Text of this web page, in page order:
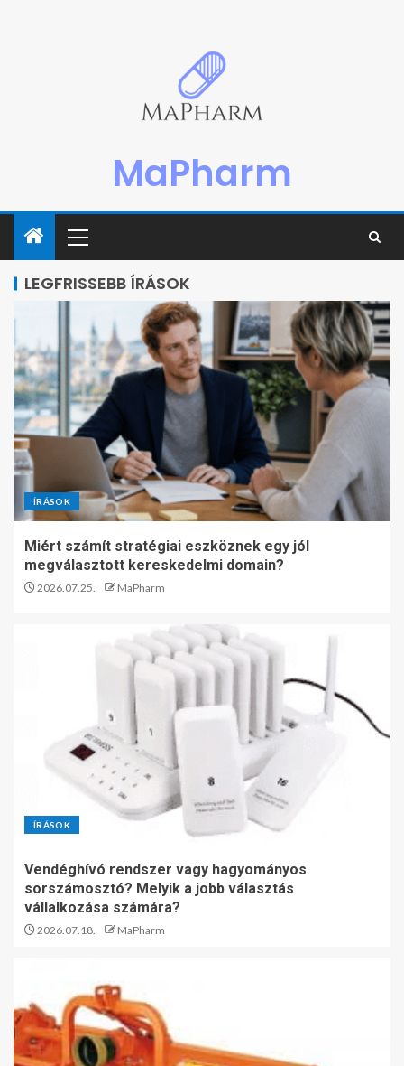
MaPharm
LEGFRISSEBB ÍRÁSOK
ÍRÁSOK
Miért számít stratégiai eszköznek egy jól
megválasztott kereskedelmi domain?
2026.07.25. MaPharm
ÍRÁSOK
Vendéghívó rendszer vagy hagyományos
sorszámosztó? Melyik a jobb választás
vállalkozása számára?
2026.07.18. MaPharm